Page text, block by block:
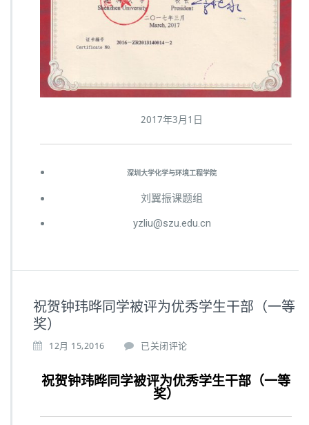
2017年3月1日
深圳大学化学与环境工程学院
刘翼振课题组
yzliu@szu.edu.cn
祝贺钟玮晔同学被评为优秀学生干部（一等
奖）
12月 15,2016 已关闭评论
祝贺钟玮晔同学被评为优秀学生干部（一等
奖）